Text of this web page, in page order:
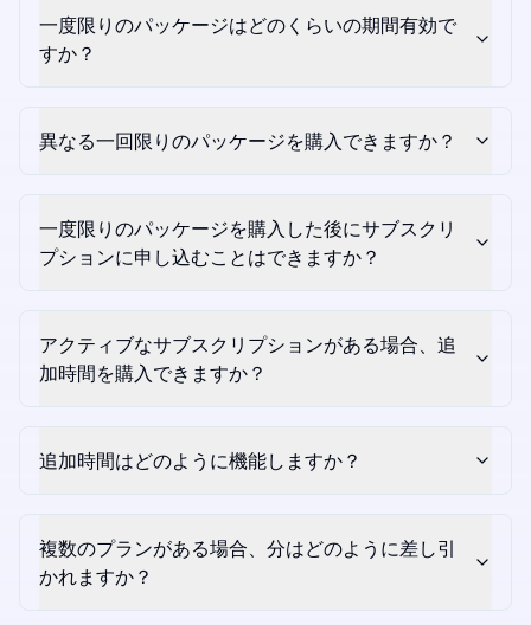
一度限りのパッケージはどのくらいの期間有効で
すか？
異なる一回限りのパッケージを購入できますか？
一度限りのパッケージを購入した後にサブスクリ
プションに申し込むことはできますか？
アクティブなサブスクリプションがある場合、追
加時間を購入できますか？
追加時間はどのように機能しますか？
複数のプランがある場合、分はどのように差し引
かれますか？